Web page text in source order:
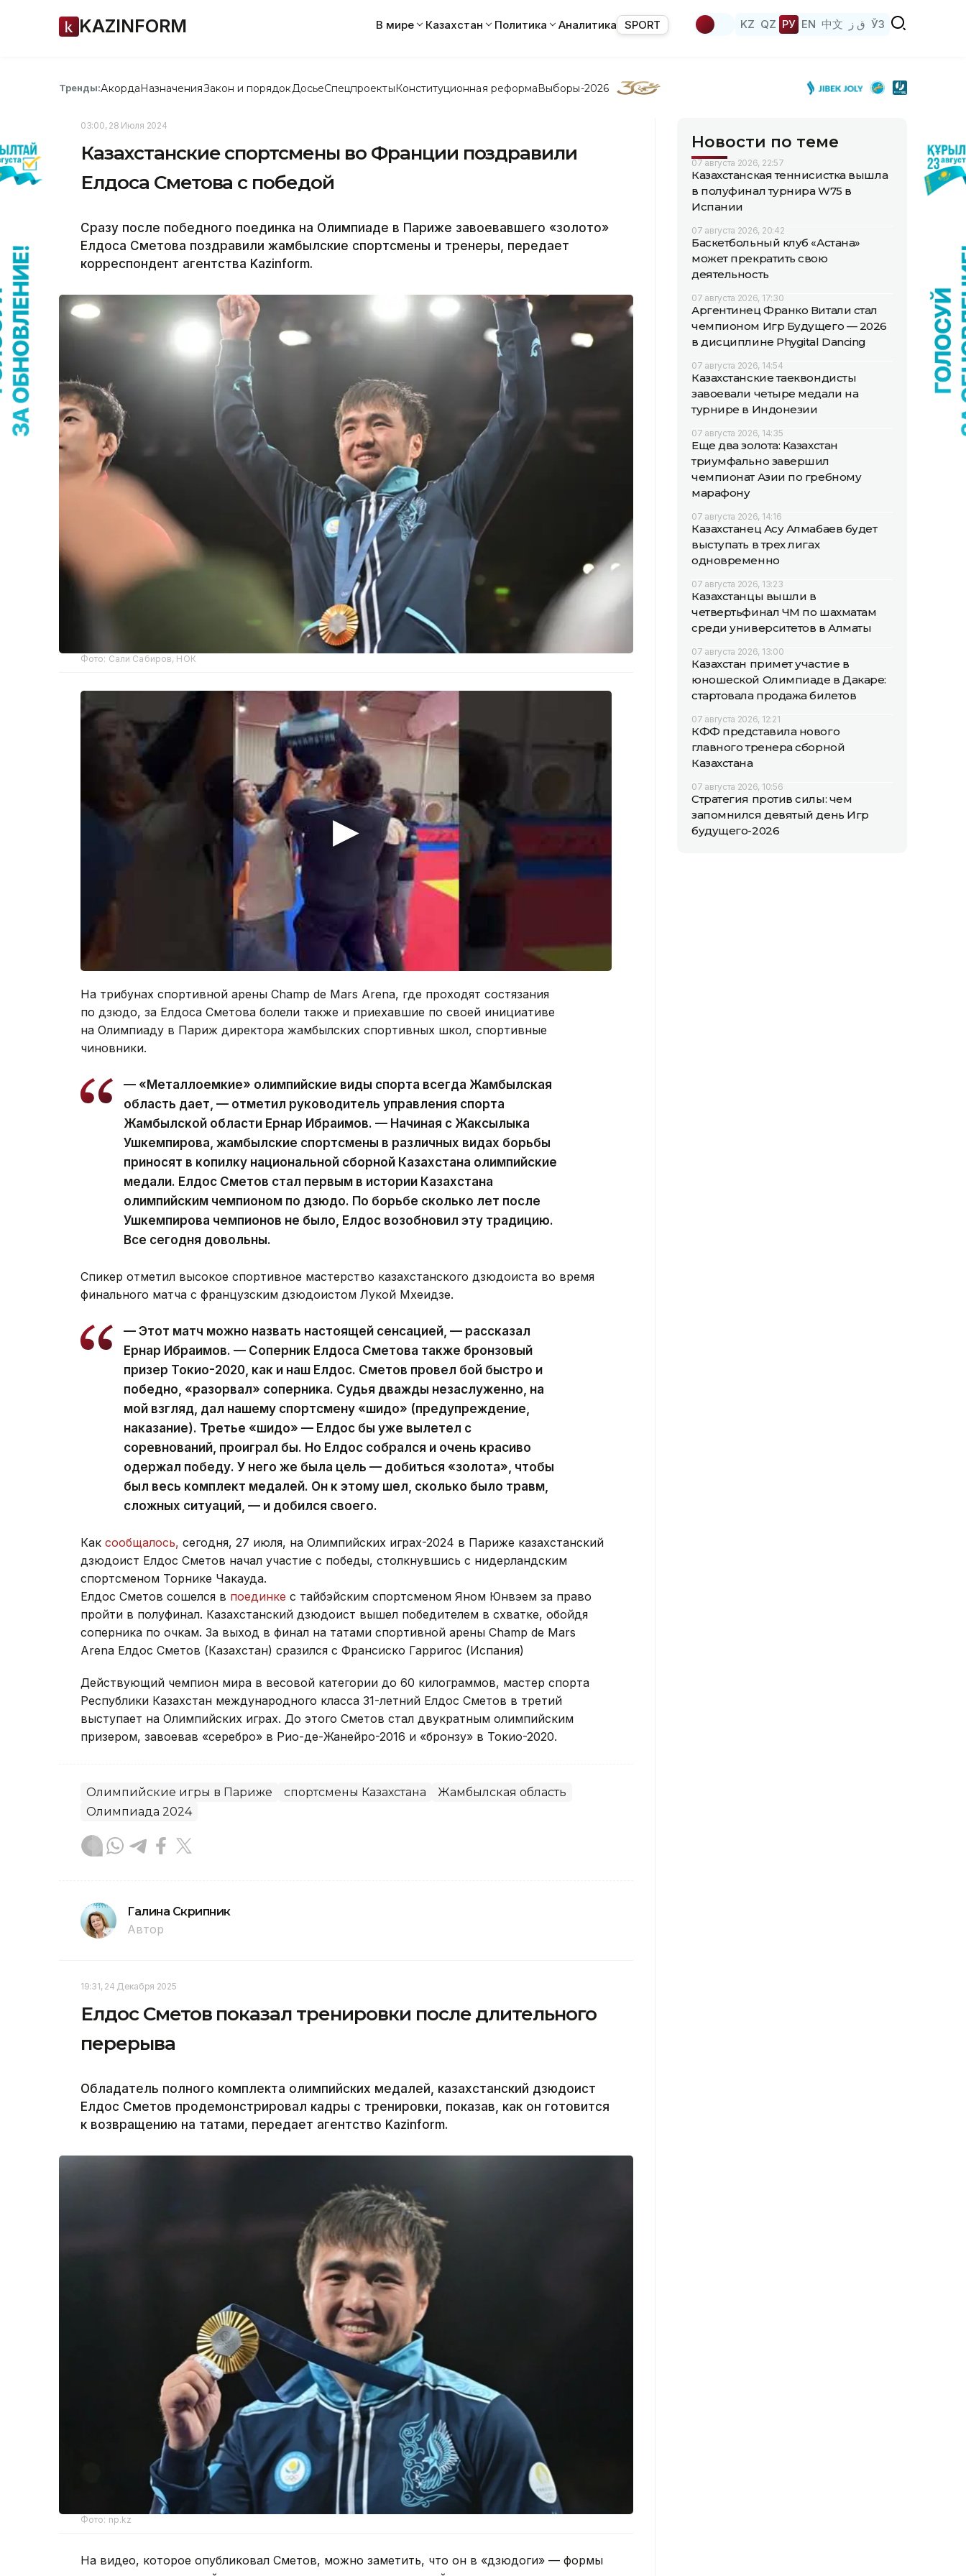
KAZINFORM В мире Казахстан Политика Аналитика SPORT KZ QZ РУ EN 中文 ق ز ЎЗ
Тренды:АкордаНазначенияЗакон и порядок ДосьеСпецпроектыКонституционная реформаВыборы-2026
03:00, 28 Июля 2024
Казахстанские спортсмены во Франции поздравили
Елдоса Сметова с победой
Сразу после победного поединка на Олимпиаде в Париже завоевавшего «золото»
Елдоса Сметова поздравили жамбылские спортсмены и тренеры, передает
корреспондент агентства Kazinform.
Фото: Сали Сабиров, НОК
На трибунах спортивной арены Champ de Mars Arena, где проходят состязания
по дзюдо, за Елдоса Сметова болели также и приехавшие по своей инициативе
на Олимпиаду в Париж директора жамбылских спортивных школ, спортивные
чиновники.
— «Металлоемкие» олимпийские виды спорта всегда Жамбылская
область дает, — отметил руководитель управления спорта
Жамбылской области Ернар Ибраимов. — Начиная с Жаксылыка
Ушкемпирова, жамбылские спортсмены в различных видах борьбы
приносят в копилку национальной сборной Казахстана олимпийские
медали. Елдос Сметов стал первым в истории Казахстана
олимпийским чемпионом по дзюдо. По борьбе сколько лет после
Ушкемпирова чемпионов не было, Елдос возобновил эту традицию.
Все сегодня довольны.
Спикер отметил высокое спортивное мастерство казахстанского дзюдоиста во время
финального матча с французским дзюдоистом Лукой Мхеидзе.
— Этот матч можно назвать настоящей сенсацией, — рассказал
Ернар Ибраимов. — Соперник Елдоса Сметова также бронзовый
призер Токио-2020, как и наш Елдос. Сметов провел бой быстро и
победно, «разорвал» соперника. Судья дважды незаслуженно, на
мой взгляд, дал нашему спортсмену «шидо» (предупреждение,
наказание). Третье «шидо» — Елдос бы уже вылетел с
соревнований, проиграл бы. Но Елдос собрался и очень красиво
одержал победу. У него же была цель — добиться «золота», чтобы
был весь комплект медалей. Он к этому шел, сколько было травм,
сложных ситуаций, — и добился своего.
Как сообщалось, сегодня, 27 июля, на Олимпийских играх-2024 в Париже казахстанский
дзюдоист Елдос Сметов начал участие с победы, столкнувшись с нидерландским
спортсменом Торнике Чакауда.
Елдос Сметов сошелся в поединке с тайбэйским спортсменом Яном Юнвэем за право
пройти в полуфинал. Казахстанский дзюдоист вышел победителем в схватке, обойдя
соперника по очкам. За выход в финал на татами спортивной арены Champ de Mars
Arena Елдос Сметов (Казахстан) сразился с Франсиско Гарригос (Испания)
Действующий чемпион мира в весовой категории до 60 килограммов, мастер спорта
Республики Казахстан международного класса 31-летний Елдос Сметов в третий
выступает на Олимпийских играх. До этого Сметов стал двукратным олимпийским
призером, завоевав «серебро» в Рио-де-Жанейро-2016 и «бронзу» в Токио-2020.
Олимпийские игры в Париже спортсмены Казахстана
Жамбылская область
Олимпиада 2024
Галина Скрипник
Автор
19:31, 24 Декабря 2025
Елдос Сметов показал тренировки после длительного
перерыва
Обладатель полного комплекта олимпийских медалей, казахстанский дзюдоист
Елдос Сметов продемонстрировал кадры с тренировки, показав, как он готовится
к возвращению на татами, передает агентство Kazinform.
Фото: np.kz
На видео, которое опубликовал Сметов, можно заметить, что он в «дзюдоги» — формы
Новости по теме
07 августа 2026, 22:57
Казахстанская теннисистка вышла
в полуфинал турнира W75 в
Испании
07 августа 2026, 20:42
Баскетбольный клуб «Астана»
может прекратить свою
деятельность
07 августа 2026, 17:30
Аргентинец Франко Витали стал
чемпионом Игр Будущего — 2026
в дисциплине Phygital Dancing
07 августа 2026, 14:54
Казахстанские таеквондисты
завоевали четыре медали на
турнире в Индонезии
07 августа 2026, 14:35
Еще два золота: Казахстан
триумфально завершил
чемпионат Азии по гребному
марафону
07 августа 2026, 14:16
Казахстанец Асу Алмабаев будет
выступать в трех лигах
одновременно
07 августа 2026, 13:23
Казахстанцы вышли в
четвертьфинал ЧМ по шахматам
среди университетов в Алматы
07 августа 2026, 13:00
Казахстан примет участие в
юношеской Олимпиаде в Дакаре:
стартовала продажа билетов
07 августа 2026, 12:21
КФФ представила нового
главного тренера сборной
Казахстана
07 августа 2026, 10:56
Стратегия против силы: чем
запомнился девятый день Игр
будущего-2026